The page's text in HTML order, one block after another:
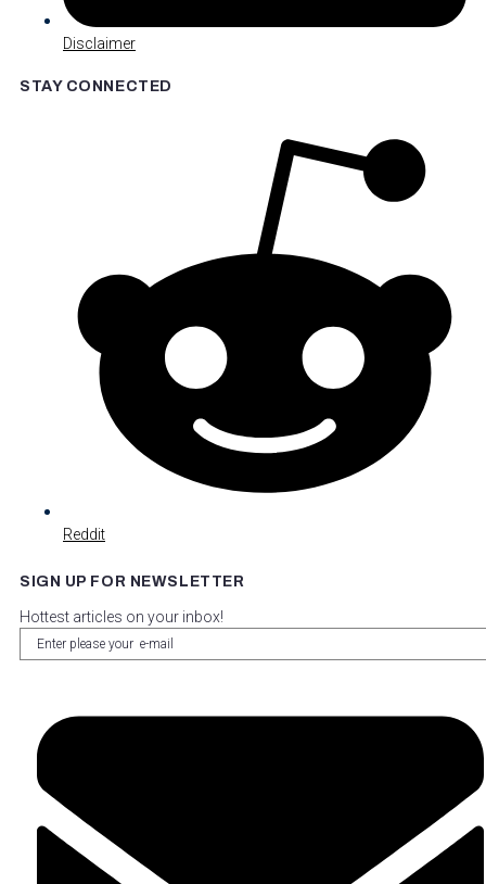
Disclaimer
STAY CONNECTED
Reddit
SIGN UP FOR NEWSLETTER
Hottest articles on your inbox!